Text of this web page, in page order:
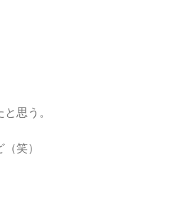
思う。
笑）